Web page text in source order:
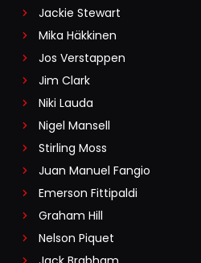
Jackie Stewart
Mika Häkkinen
Jos Verstappen
Jim Clark
Niki Lauda
Nigel Mansell
Stirling Moss
Juan Manuel Fangio
Emerson Fittipaldi
Graham Hill
Nelson Piquet